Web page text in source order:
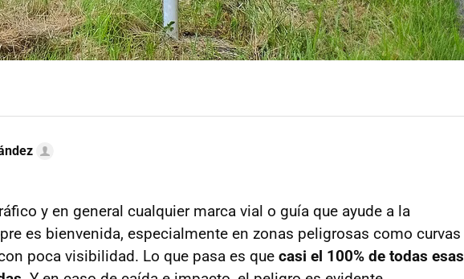
y en general cualquier marca vial o guía que ayude a la
es bienvenida, especialmente en zonas peligrosas como curvas
poca visibilidad. Lo que pasa es que casi el 100% de todas esas